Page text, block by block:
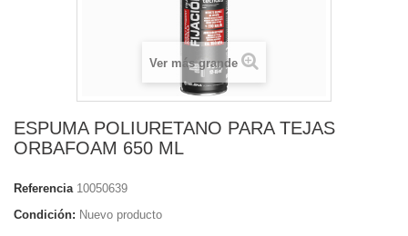
Ver más grande
ESPUMA POLIURETANO PARA TEJAS
ORBAFOAM 650 ML
Referencia 10050639
Condición: Nuevo producto